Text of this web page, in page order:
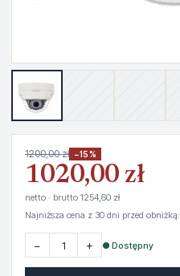
1200,00 zł −15%
1020,00 zł
netto · brutto 1254,60 zł
Najniższa cena z 30 dni przed obniżką:
− + ● Dostępny